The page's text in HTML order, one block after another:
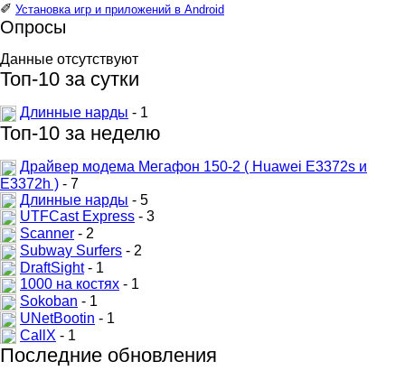
✐ Установка игр и приложений в Android
Опросы
Данные отсутствуют
Топ-10 за сутки
Длинные нарды - 1
Топ-10 за неделю
Драйвер модема Мегафон 150-2 ( Huawei E3372s и
E3372h ) - 7
Длинные нарды - 5
UTFCast Express - 3
Scanner - 2
Subway Surfers - 2
DraftSight- 1
1000 на костях - 1
Sokoban - 1
UNetBootin - 1
CallX - 1
Последние обновления